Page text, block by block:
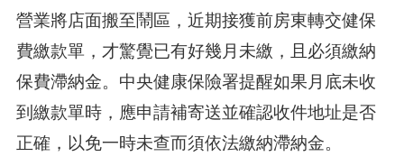
營業將店面搬至鬧區，近期接獲前房東轉交健保
費繳款單，才驚覺已有好幾月未繳，且必須繳納
保費滯納金。中央健康保險署提醒如果月底未收
到繳款單時，應申請補寄送並確認收件地址是否
正確，以免一時未查而須依法繳納滯納金。